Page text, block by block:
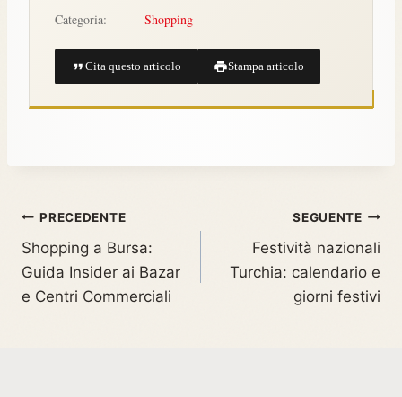
Categoria:
Shopping
Cita questo articolo Stampa articolo
PRECEDENTE
Shopping a Bursa:
Guida Insider ai Bazar
e Centri Commerciali
SEGUENTE
Festività nazionali
Turchia: calendario e
giorni festivi